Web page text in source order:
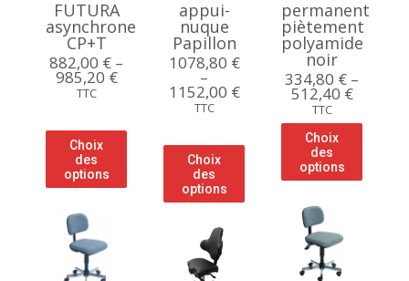
FUTURA
asynchrone
CP+T
882,00 € –
985,20 €
TTC
Choix
des
options
appui-
nuque
Papillon
1078,80 €
–
1152,00 €
TTC
Choix
des
options
permanent
piètement
polyamide
noir
334,80 € –
512,40 €
TTC
Choix
des
options